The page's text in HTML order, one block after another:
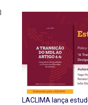
LACLIMA lança